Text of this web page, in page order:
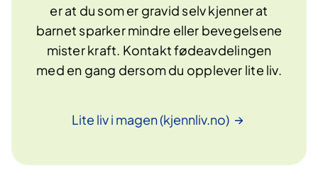
er at du som er gravid selv kjenner at
barnet sparker mindre eller bevegelsene
mister kraft. Kontakt fødeavdelingen
med en gang dersom du opplever lite liv.
Lite liv i magen(kjennliv.no)